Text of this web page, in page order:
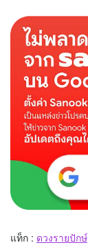
แท็ก : ดวงรายปักษ์